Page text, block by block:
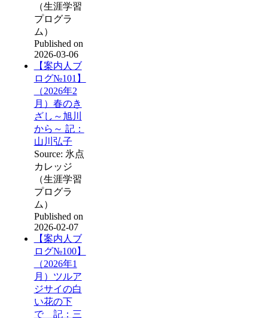
（生涯学習
プログラ
ム）
Published on
2026-03-06
【案内人ブ
ログ№101】
（2026年2
月）春のき
ざし～旭川
から～ 記：
山川弘子
Source: 氷点
カレッジ
（生涯学習
プログラ
ム）
Published on
2026-02-07
【案内人ブ
ログ№100】
（2026年1
月）ツルア
ジサイの白
い花の下
で 記：三